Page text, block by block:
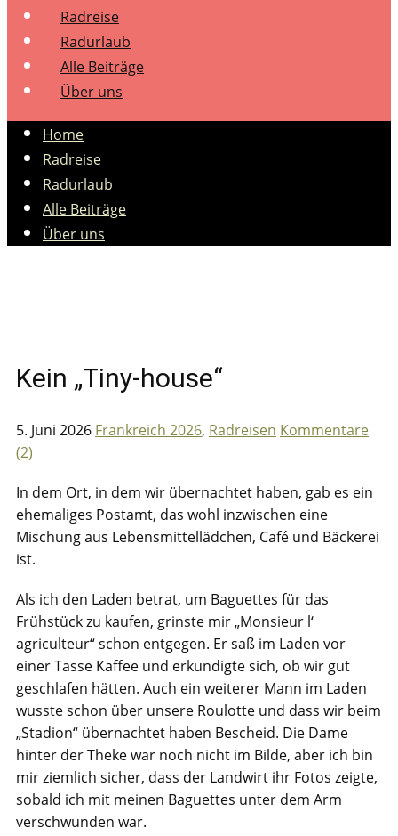
Radreise
Radurlaub
Alle Beiträge
Über uns
Home
Radreise
Radurlaub
Alle Beiträge
Über uns
Kein „Tiny-house“
5. Juni 2026 Frankreich 2026, Radreisen Kommentare
(2)
In dem Ort, in dem wir übernachtet haben, gab es ein
ehemaliges Postamt, das wohl inzwischen eine
Mischung aus Lebensmittellädchen, Café und Bäckerei
ist.
Als ich den Laden betrat, um Baguettes für das
Frühstück zu kaufen, grinste mir „Monsieur l‘
agriculteur“ schon entgegen. Er saß im Laden vor
einer Tasse Kaffee und erkundigte sich, ob wir gut
geschlafen hätten. Auch ein weiterer Mann im Laden
wusste schon über unsere Roulotte und dass wir beim
„Stadion“ übernachtet haben Bescheid. Die Dame
hinter der Theke war noch nicht im Bilde, aber ich bin
mir ziemlich sicher, dass der Landwirt ihr Fotos zeigte,
sobald ich mit meinen Baguettes unter dem Arm
verschwunden war.